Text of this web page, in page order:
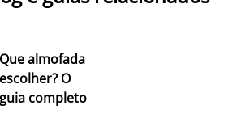
Que almofada
escolher? O
guia completo